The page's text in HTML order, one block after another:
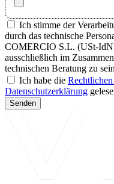
Ich stimme der
durch das technische
COMERCIO S.L. (USt-
ausschließlich im
technischen Beratung zu
Ich habe die
Datenschutzerklärung
Senden